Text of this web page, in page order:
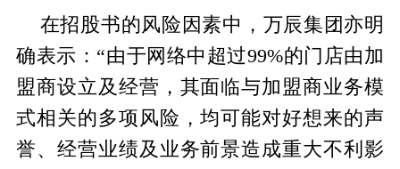
在招股书的风险因素中，万辰集团亦明
确表示：“由于网络中超过99%的门店由加
盟商设立及经营，其面临与加盟商业务模
式相关的多项风险，均可能对好想来的声
誉、经营业绩及业务前景造成重大不利影